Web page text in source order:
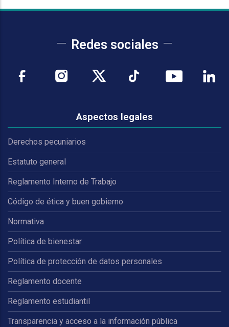
Redes sociales
Aspectos legales
Derechos pecuniarios
Estatuto general
Reglamento Interno de Trabajo
Código de ética y buen gobierno
Normativa
Política de bienestar
Política de protección de datos personales
Reglamento docente
Reglamento estudiantil
Transparencia y acceso a la información pública